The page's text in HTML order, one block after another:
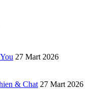
27 Mart 2026
& Chat 27 Mart 2026